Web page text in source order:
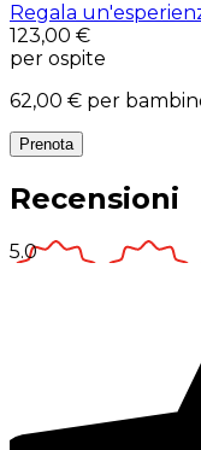
Regala
123,00 €
per ospite
62,00 € per
Prenota
Recensioni
5.0